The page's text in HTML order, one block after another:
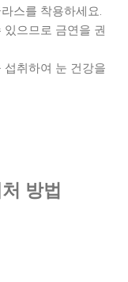
스를 착용하세요.
으므로 금연을 권
섭취하여 눈 건강을
방법